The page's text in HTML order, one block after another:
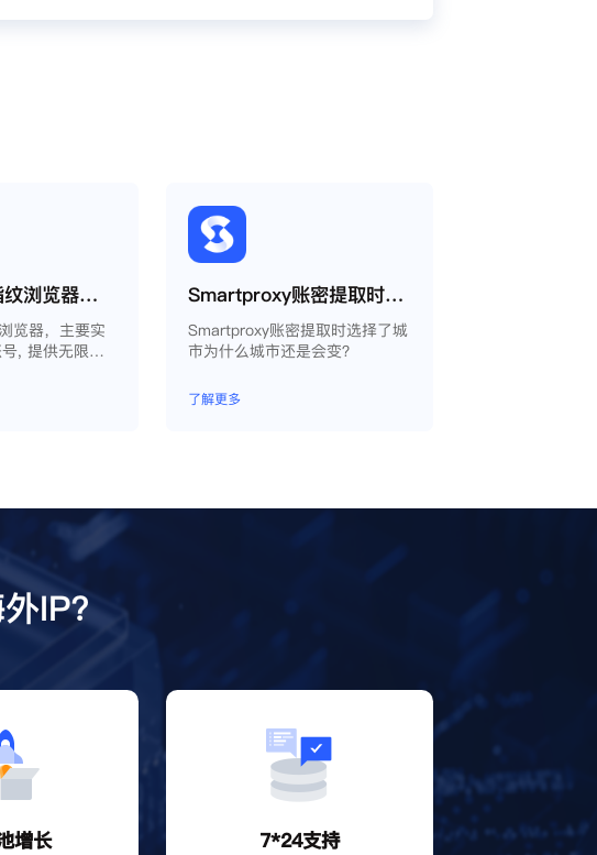
Hubstudio指纹浏览器使用Smartproxy教程
览器，主要实
, 提供无限量
和团队协作功
作效率 。
Smartproxy账密提取时选择了城市为什么城市还是会变？
Smartproxy账密提取时选择了城
市为什么城市还是会变？
了解更多
IP？
增长 7*24支持